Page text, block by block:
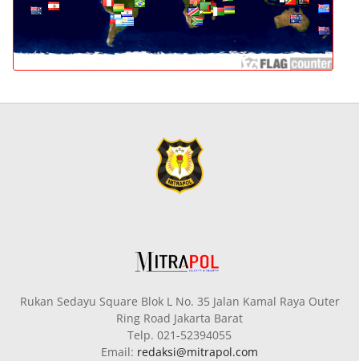
Rukan Sedayu Square Blok L No. 35 Jalan Kamal Raya Outer
Ring Road Jakarta Barat
Telp. 021-52394055
Email: redaksi@mitrapol.com